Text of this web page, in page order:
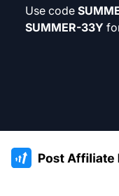
Use code
SUMMER-33Y
:site.title